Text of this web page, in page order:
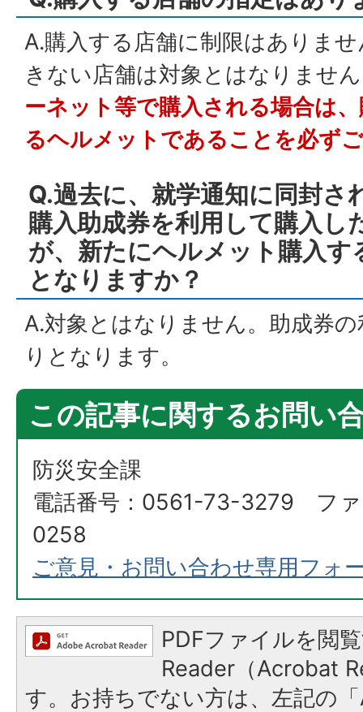
A.購入する店舗に制限はありま
きない店舗は対象とはなりませ
ーネット等で購入される場合は
るヘルメットであることを必ず
Q.過去に、就学通知に同封さ
購入助成券を利用して購入し
が、新たにヘルメット購入す
となりますか？
A.対象とはなりません。助成券
りとなります。
この記事に関するお問い
防災安全課
電話番号：0561-73-3279 フ
0258
ご意見・お問い合わせ専用フォ
PDFファイルを閲
Reader（Acrobat
す。お持ちでない方は、左記の